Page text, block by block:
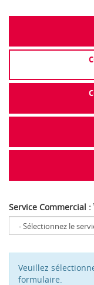
Service Commercial :
Veuillez
formulaire.